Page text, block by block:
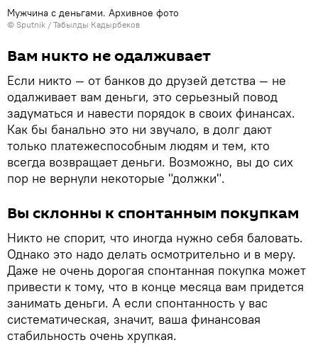
Мужчина с деньгами. Архивное фото
© Sputnik / Табылды Кадырбеков
Вам никто не одалживает
Если никто — от банков до друзей детства — не
одалживает вам деньги, это серьезный повод
задуматься и навести порядок в своих финансах.
Как бы банально это ни звучало, в долг дают
только платежеспособным людям и тем, кто
всегда возвращает деньги. Возможно, вы до сих
пор не вернули некоторые "должки".
Вы склонны к спонтанным покупкам
Никто не спорит, что иногда нужно себя баловать.
Однако это надо делать осмотрительно и в меру.
Даже не очень дорогая спонтанная покупка может
привести к тому, что в конце месяца вам придется
занимать деньги. А если спонтанность у вас
систематическая, значит, ваша финансовая
стабильность очень хрупкая.